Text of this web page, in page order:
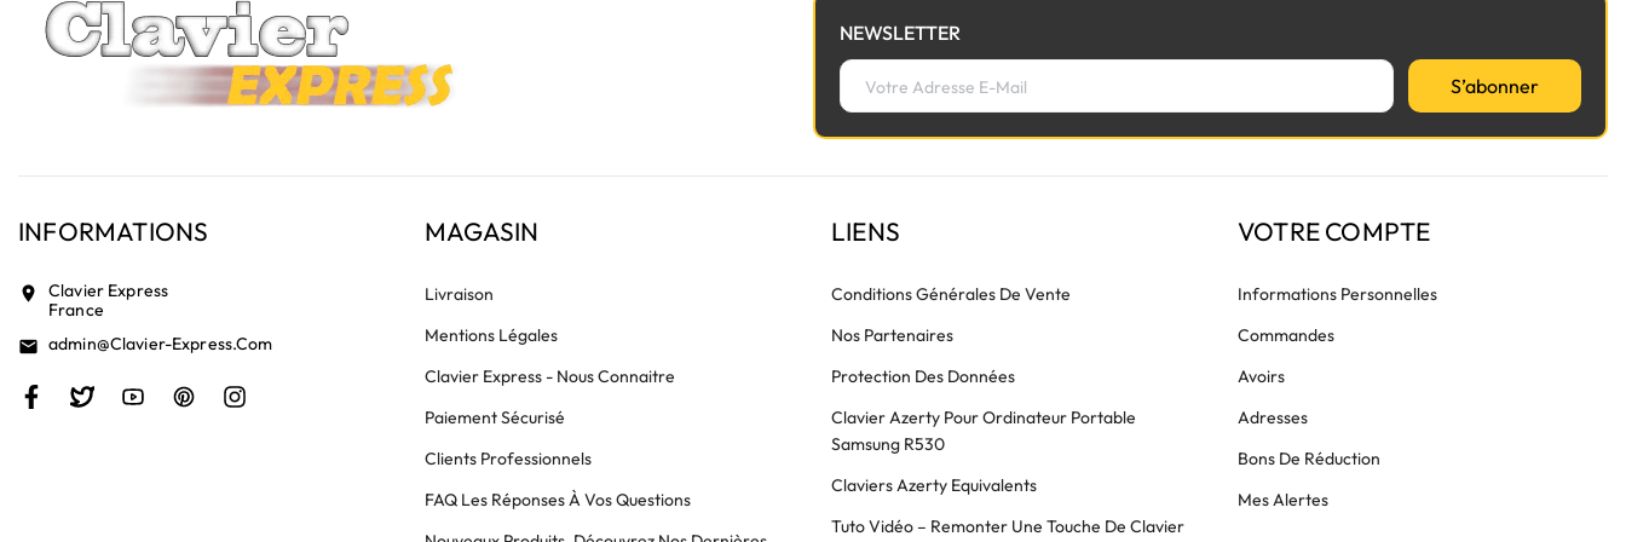
NEWSLETTER
S’abonner
INFORMATIONS
location_on
Clavier Express
France
email Admin@clavier-Express.com
MAGASIN
Livraison
Mentions Légales
Clavier Express - Nous Connaitre
Paiement Sécurisé
Clients Professionnels
FAQ Les Réponses À Vos Questions
LIENS
Conditions Générales De Vente
Nos Partenaires
Protection Des Données
Clavier Azerty Pour Ordinateur Portable
Samsung R530
Claviers Azerty Equivalents
Tuto Vidéo – Remonter Une Touche De Clavier
VOTRE COMPTE
Informations Personnelles
Commandes
Avoirs
Adresses
Bons De Réduction
Mes Alertes